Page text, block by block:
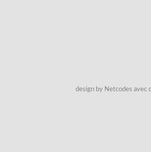
design by Netcodes avec